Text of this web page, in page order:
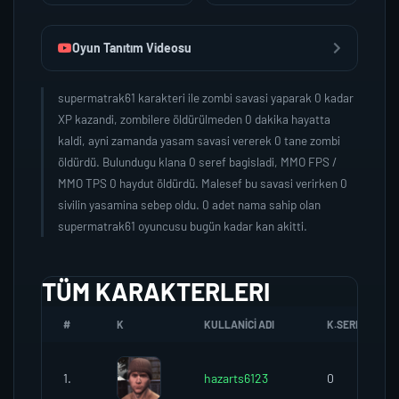
Oyun Tanıtım Videosu
supermatrak61 karakteri ile zombi savasi yaparak 0 kadar
XP kazandi, zombilere öldürülmeden 0 dakika hayatta
kaldi, ayni zamanda yasam savasi vererek 0 tane zombi
öldürdü. Bulundugu klana 0 seref bagisladi, MMO FPS /
MMO TPS 0 haydut öldürdü. Malesef bu savasi verirken 0
sivilin yasamina sebep oldu. 0 adet nama sahip olan
supermatrak61 oyuncusu bugün kadar kan akitti.
TÜM KARAKTERLERI
# K KULLANICI ADI K.SEREFI
1. hazarts6123 0